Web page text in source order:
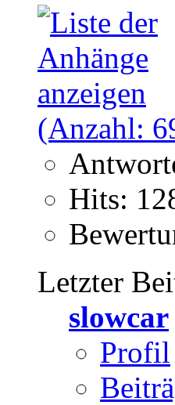
Hits:
Letzter
slowcar
Profil